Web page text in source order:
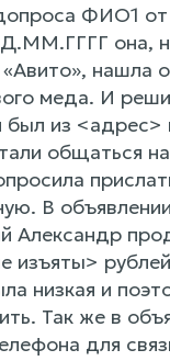
ФИО1
она,
нашла
меда. И
из <адрес>
общаться
В
Александр
изъяты>
низкая и
Так же в
для